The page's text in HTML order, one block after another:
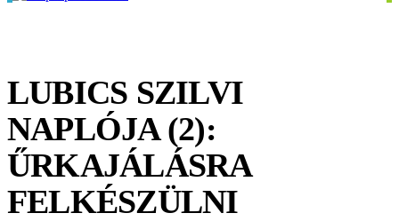
LUBICS SZILVI
NAPLÓJA (2):
ŰRKAJÁLÁSRA
FELKÉSZÜLNI